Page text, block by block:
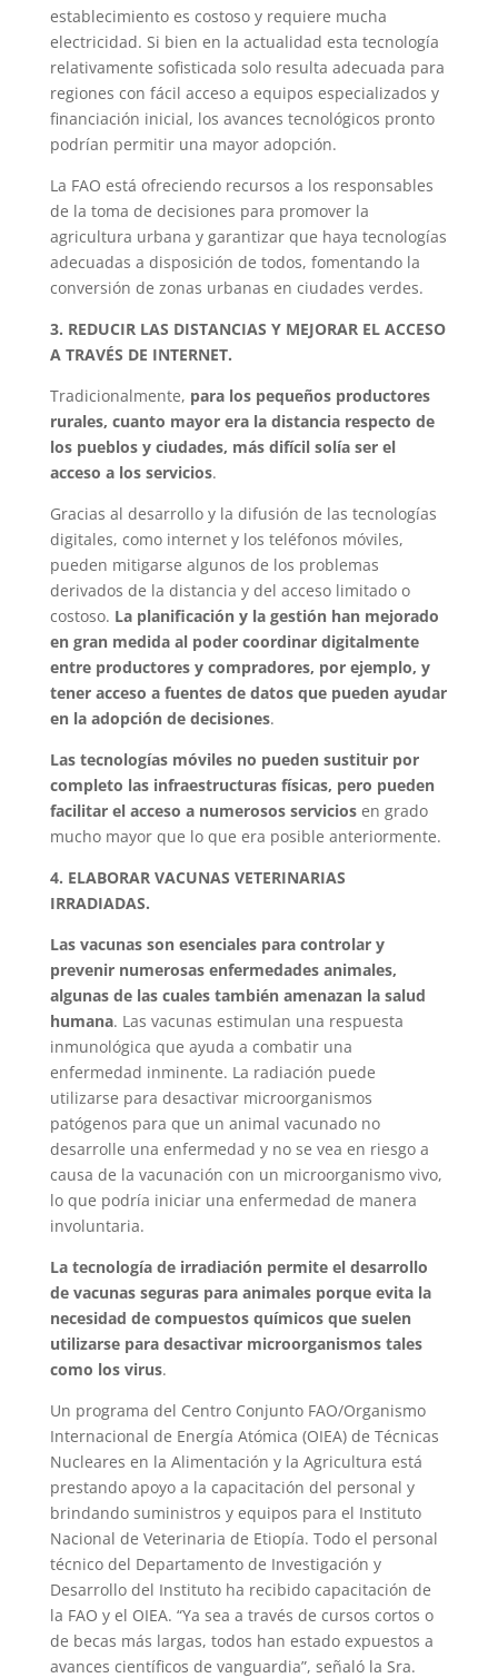
establecimiento es costoso y requiere mucha
electricidad. Si bien en la actualidad esta tecnología
relativamente sofisticada solo resulta adecuada para
regiones con fácil acceso a equipos especializados y
financiación inicial, los avances tecnológicos pronto
podrían permitir una mayor adopción.
La FAO está ofreciendo recursos a los responsables
de la toma de decisiones para promover la
agricultura urbana y garantizar que haya tecnologías
adecuadas a disposición de todos, fomentando la
conversión de zonas urbanas en ciudades verdes.
3. REDUCIR LAS DISTANCIAS Y MEJORAR EL ACCESO
A TRAVÉS DE INTERNET.
Tradicionalmente, para los pequeños productores
rurales, cuanto mayor era la distancia respecto de
los pueblos y ciudades, más difícil solía ser el
acceso a los servicios.
Gracias al desarrollo y la difusión de las tecnologías
digitales, como internet y los teléfonos móviles,
pueden mitigarse algunos de los problemas
derivados de la distancia y del acceso limitado o
costoso. La planificación y la gestión han mejorado
en gran medida al poder coordinar digitalmente
entre productores y compradores, por ejemplo, y
tener acceso a fuentes de datos que pueden ayudar
en la adopción de decisiones.
Las tecnologías móviles no pueden sustituir por
completo las infraestructuras físicas, pero pueden
facilitar el acceso a numerosos serviciosen grado
mucho mayor que lo que era posible anteriormente.
4. ELABORAR VACUNAS VETERINARIAS
IRRADIADAS.
Las vacunas son esenciales para controlar y
prevenir numerosas enfermedades animales,
algunas de las cuales también amenazan la salud
humana. Las vacunas estimulan una respuesta
inmunológica que ayuda a combatir una
enfermedad inminente. La radiación puede
utilizarse para desactivar microorganismos
patógenos para que un animal vacunado no
desarrolle una enfermedad y no se vea en riesgo a
causa de la vacunación con un microorganismo vivo,
lo que podría iniciar una enfermedad de manera
involuntaria.
La tecnología de irradiación permite el desarrollo
de vacunas seguras para animales porque evita la
necesidad de compuestos químicos que suelen
utilizarse para desactivar microorganismos tales
como los virus.
Un programa del Centro Conjunto FAO/Organismo
Internacional de Energía Atómica (OIEA) de Técnicas
Nucleares en la Alimentación y la Agricultura está
prestando apoyo a la capacitación del personal y
brindando suministros y equipos para el Instituto
Nacional de Veterinaria de Etiopía. Todo el personal
técnico del Departamento de Investigación y
Desarrollo del Instituto ha recibido capacitación de
la FAO y el OIEA. “Ya sea a través de cursos cortos o
de becas más largas, todos han estado expuestos a
avances científicos de vanguardia”, señaló la Sra.